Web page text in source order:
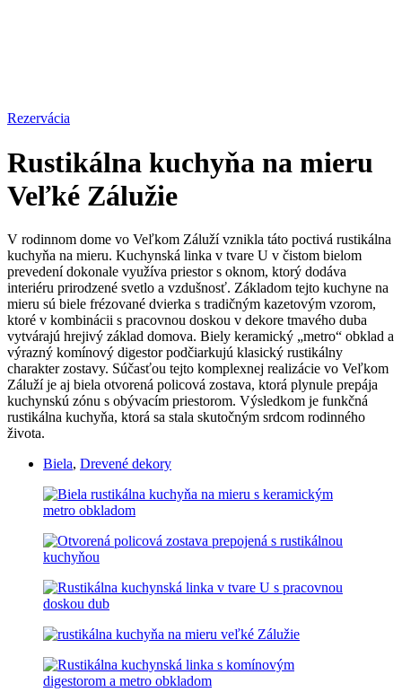
Rezervácia
Rustikálna kuchyňa na mieru
Veľké Zálužie
V rodinnom dome vo Veľkom Záluží vznikla táto poctivá rustikálna
kuchyňa na mieru. Kuchynská linka v tvare U v čistom bielom
prevedení dokonale využíva priestor s oknom, ktorý dodáva
interiéru prirodzené svetlo a vzdušnosť. Základom tejto kuchyne na
mieru sú biele frézované dvierka s tradičným kazetovým vzorom,
ktoré v kombinácii s pracovnou doskou v dekore tmavého duba
vytvárajú hrejivý základ domova. Biely keramický „metro“ obklad a
výrazný komínový digestor podčiarkujú klasický rustikálny
charakter zostavy. Súčasťou tejto komplexnej realizácie vo Veľkom
Záluží je aj biela otvorená policová zostava, ktorá plynule prepája
kuchynskú zónu s obývacím priestorom. Výsledkom je funkčná
rustikálna kuchyňa, ktorá sa stala skutočným srdcom rodinného
života.
Biela, Drevené dekory